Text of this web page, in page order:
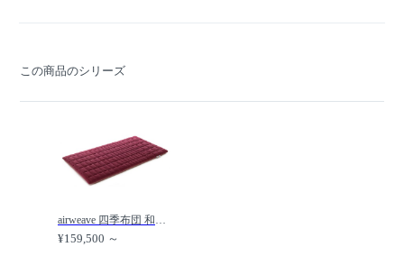
この商品のシリーズ
airweave 四季布団 和匠 / エアウィーヴ 四季布団 和匠（わしょう） /
¥159,500 ～